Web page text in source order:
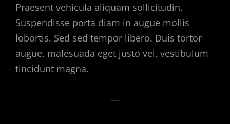
Praesent vehicula aliquam sollicitudin.
Suspendisse porta diam in augue mollis
lobortis. Sed sed tempor libero. Duis tortor
augue, malesuada eget justo vel, vestibulum
tincidunt magna.
—